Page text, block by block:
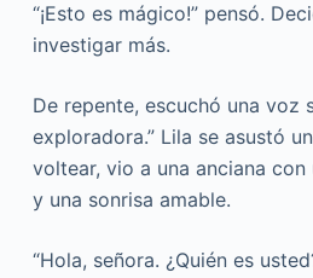
“¡Esto es mágico!” pensó.
investigar más.
De repente, escuchó una voz
exploradora.” Lila se asustó
voltear, vio a una anciana
y una sonrisa amable.
“Hola, señora. ¿Quién es